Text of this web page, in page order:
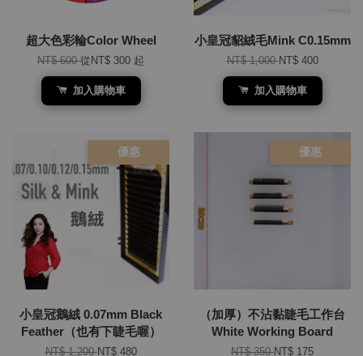
超大色彩輪Color Wheel
NT$ 600從 NT$ 300 起
加入購物車
小皇冠貂絨毛Mink C0.15mm
NT$ 1,000NT$ 400
加入購物車
優惠
小皇冠鵝絨 0.07mm Black
Feather（也有下睫毛喔）
NT$ 1,200NT$ 480
優惠
（加厚）不沾黏睫毛工作台
White Working Board
NT$ 350NT$ 175